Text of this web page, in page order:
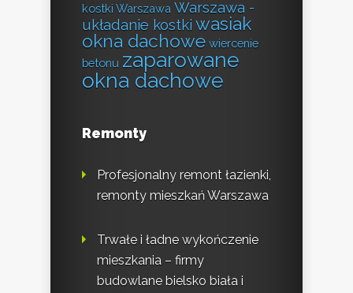
kostki Warszawa Warszawa -
układanie kostki wasiak
okna dachowe wiercenie
betonu zaparowane
okna dachowe
Remonty
Profesjonalny remont łazienki,
remonty mieszkań Warszawa
Trwałe i ładne wykończenie
mieszkania – firmy
budowlane bielsko biała i